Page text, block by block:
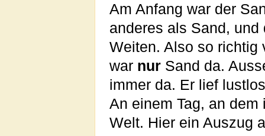
Am Anfang war der
anderes als Sand, und
Weiten. Also so richtig
war nur Sand da.
immer da. Er lief
An einem Tag, an
Welt. Hier ein Auszug